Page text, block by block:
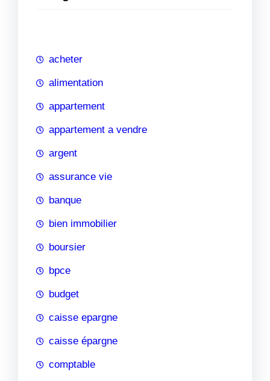
h
acheter
alimentation
appartement
appartement a vendre
argent
assurance vie
banque
bien immobilier
boursier
bpce
budget
caisse epargne
caisse épargne
comptable